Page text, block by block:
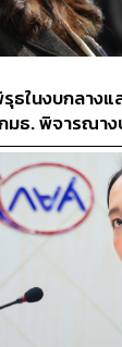
ากร่างงบประ
แต่ส่วนตัวก็อ
กลายเป็นควา
การเบิกจ่ายห
องยอมรับว่า
ในงบกลางแ
ธ. พิจารณา